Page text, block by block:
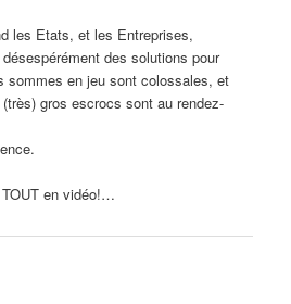
les Etats, et les Entreprises,
des solutions pour
sommes en jeu sont colossales, et
gros escrocs sont au rendez-
en vidéo!…